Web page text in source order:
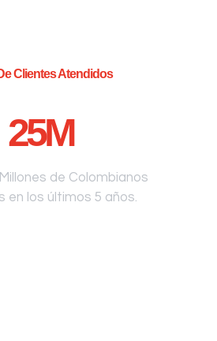
Clientes Atendidos
25M
de Colombianos
en los últimos 5 años.